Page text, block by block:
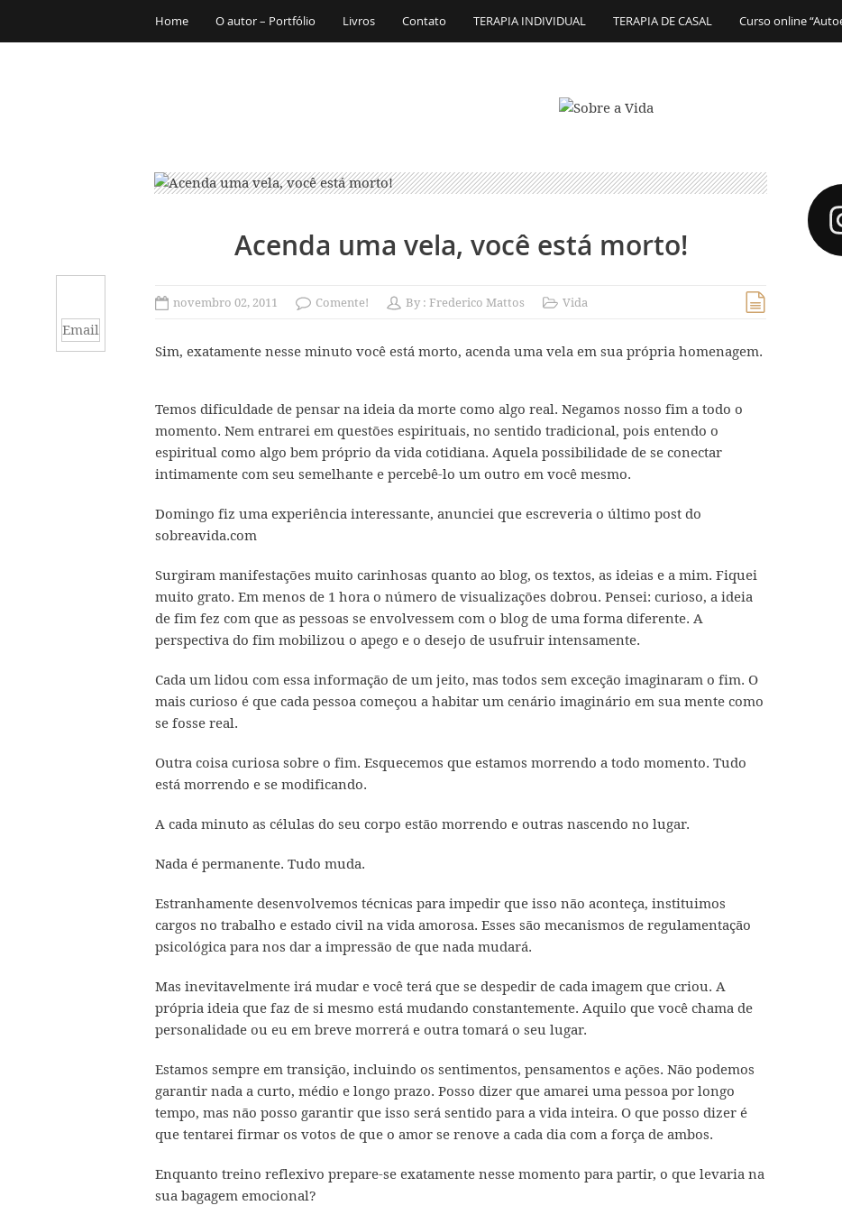
Home O autor – Portfólio Livros Contato TERAPIA INDIVIDUAL TERAPIA DE CASAL Curso online
Acenda uma vela, você está morto!
novembro 02, 2011 Comente! By : Frederico Mattos Vida
Sim, exatamente nesse minuto você está morto, acenda uma vela em sua própria homenagem.
Temos dificuldade de pensar na ideia da morte como algo real. Negamos nosso fim a todo o
momento. Nem entrarei em questões espirituais, no sentido tradicional, pois entendo o
espiritual como algo bem próprio da vida cotidiana. Aquela possibilidade de se conectar
intimamente com seu semelhante e percebê-lo um outro em você mesmo.
Domingo fiz uma experiência interessante, anunciei que escreveria o último post do
sobreavida.com
Surgiram manifestações muito carinhosas quanto ao blog, os textos, as ideias e a mim. Fiquei
muito grato. Em menos de 1 hora o número de visualizações dobrou. Pensei: curioso, a ideia
de fim fez com que as pessoas se envolvessem com o blog de uma forma diferente. A
perspectiva do fim mobilizou o apego e o desejo de usufruir intensamente.
Cada um lidou com essa informação de um jeito, mas todos sem exceção imaginaram o fim. O
mais curioso é que cada pessoa começou a habitar um cenário imaginário em sua mente como
se fosse real.
Outra coisa curiosa sobre o fim. Esquecemos que estamos morrendo a todo momento. Tudo
está morrendo e se modificando.
A cada minuto as células do seu corpo estão morrendo e outras nascendo no lugar.
Nada é permanente. Tudo muda.
Estranhamente desenvolvemos técnicas para impedir que isso não aconteça, instituimos
cargos no trabalho e estado civil na vida amorosa. Esses são mecanismos de regulamentação
psicológica para nos dar a impressão de que nada mudará.
Mas inevitavelmente irá mudar e você terá que se despedir de cada imagem que criou. A
própria ideia que faz de si mesmo está mudando constantemente. Aquilo que você chama de
personalidade ou eu em breve morrerá e outra tomará o seu lugar.
Estamos sempre em transição, incluindo os sentimentos, pensamentos e ações. Não podemos
garantir nada a curto, médio e longo prazo. Posso dizer que amarei uma pessoa por longo
tempo, mas não posso garantir que isso será sentido para a vida inteira. O que posso dizer é
que tentarei firmar os votos de que o amor se renove a cada dia com a força de ambos.
Enquanto treino reflexivo prepare-se exatamente nesse momento para partir, o que levaria na
sua bagagem emocional?
Email